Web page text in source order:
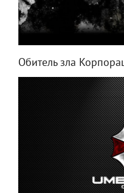
Обитель зла